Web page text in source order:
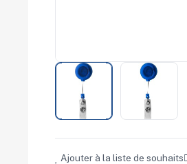
Ajouter à la liste de souhaits